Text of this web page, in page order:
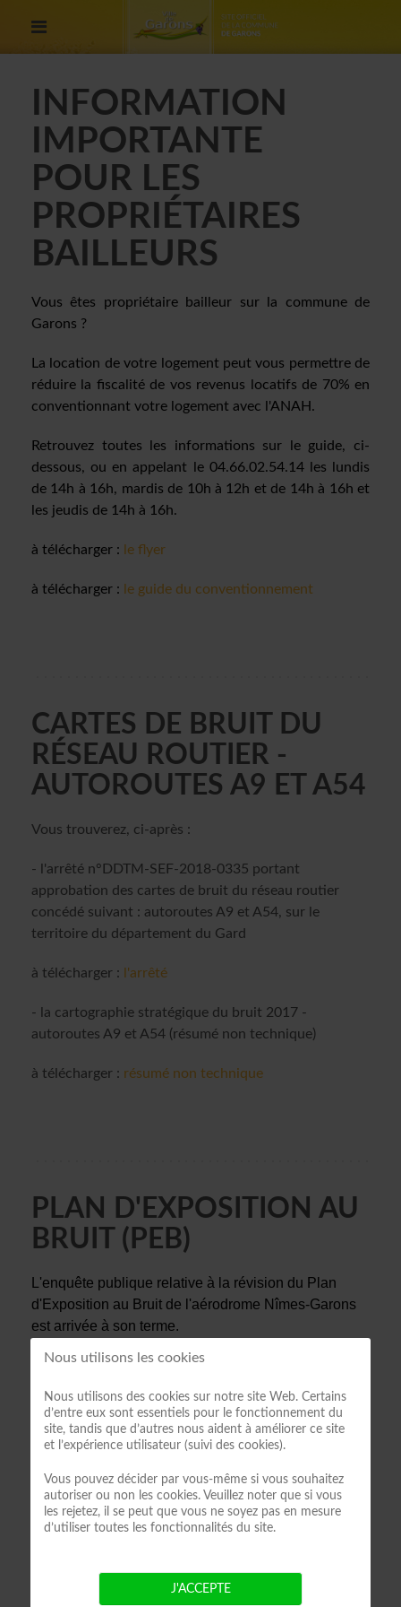
INFORMATION
IMPORTANTE
POUR LES
PROPRIÉTAIRES
BAILLEURS
Vous êtes propriétaire bailleur sur la commune de
Garons ?
La location de votre logement peut vous permettre de
réduire la fiscalité de vos revenus locatifs de 70% en
conventionnant votre logement avec l'ANAH.
Retrouvez toutes les informations sur le guide, ci-
dessous, ou en appelant le 04.66.02.54.14les lundis
de 14h à 16h, mardis de 10h à 12h et de 14h à 16h et
les jeudis de 14h à 16h.
à télécharger : le flyer
à télécharger : le guide du conventionnement
CARTES DE BRUIT DU
RÉSEAU ROUTIER -
AUTOROUTES A9 ET A54
Vous trouverez, ci-après :
- l'arrêté n°DDTM-SEF-2018-0335 portant
approbation des cartes de bruit du réseau routier
concédé suivant : autoroutes A9 et A54, sur le
territoire du département du Gard
à télécharger : l'arrêté
- la cartographie stratégique du bruit 2017 -
autoroutes A9 et A54 (résumé non technique)
à télécharger : résumé non technique
PLAN D'EXPOSITION AU
BRUIT (PEB)
L'enquête publique relative à la révision du Plan
d'Exposition au Bruit de l'aérodrome Nîmes-Garons
est arrivée à son terme.
Enquêteur
VOS SERVICES EN 1 CLIC
CONTACT NUMEROS UTILES FACEBOOK
Nous utilisons les cookies
Nous utilisons des cookies sur notre site Web. Certains
d’entre eux sont essentiels pour le fonctionnement du
site, tandis que d’autres nous aident à améliorer ce site
et l’expérience utilisateur (suivi des cookies).
Vous pouvez décider par vous-même si vous souhaitez
autoriser ou non les cookies. Veuillez noter que si vous
les rejetez, il se peut que vous ne soyez pas en mesure
d’utiliser toutes les fonctionnalités du site.
J'ACCEPTE